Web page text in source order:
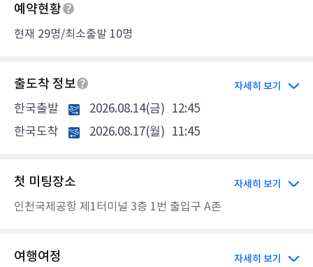
예약현황
현재 29명/최소출발 10명
출도착 정보 자세히 보기
한국출발 2026.08.14(금) 12:45
한국도착
2026.08.17(월) 11:45
첫 미팅장소 자세히 보기
인천국제공항 제1터미널 3층 1번 출입구 A존
여행여정 자세히 보기